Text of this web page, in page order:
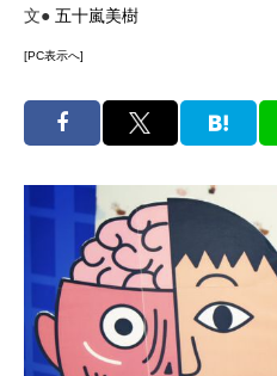
文● 五十嵐美樹
[PC表示へ]